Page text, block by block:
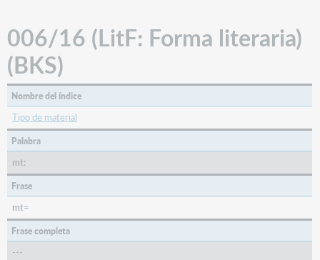
006/16 (LitF: Forma literaria)
(BKS)
Nombre del índice
Tipo de material
Palabra
mt:
Frase
mt=
Frase completa
---